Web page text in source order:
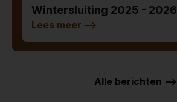
Wintersluiting 2025 - 2026
Lees meer -->
Alle berichten -->